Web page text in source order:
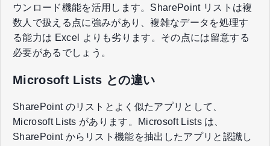
ウンロード機能を活用します。SharePoint リストは複
数人で扱える点に強みがあり、複雑なデータを処理す
る能力は Excel よりも劣ります。その点には留意する
必要があるでしょう。
Microsoft Lists との違い
SharePoint のリストとよく似たアプリとして、
Microsoft Lists があります。Microsoft Lists は、
SharePoint からリスト機能を抽出したアプリと認識し